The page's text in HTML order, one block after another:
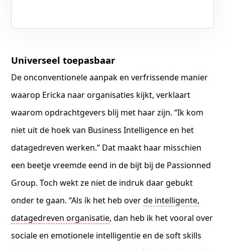
Universeel toepasbaar
De onconventionele aanpak en verfrissende manier
waarop Ericka naar organisaties kijkt, verklaart
waarom opdrachtgevers blij met haar zijn. “Ik kom
niet uit de hoek van Business Intelligence en het
datagedreven werken.” Dat maakt haar misschien
een beetje vreemde eend in de bijt bij de Passionned
Group. Toch wekt ze niet de indruk daar gebukt
onder te gaan. “Als ík het heb overde intelligente,
datagedreven organisatie, dan heb ik het vooral over
sociale en emotionele intelligentie en de soft skills